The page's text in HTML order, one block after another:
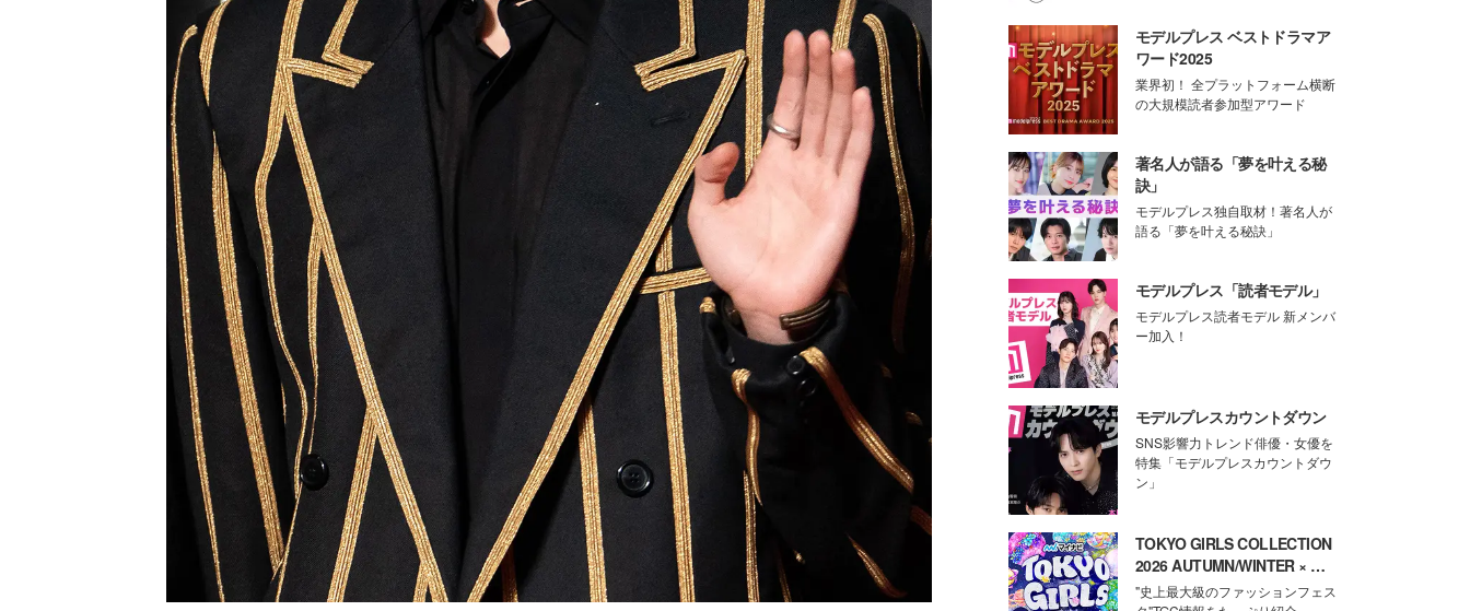
モデルプレス ベストドラマア
ワード2025
業界初！ 全プラットフォーム横断
の大規模読者参加型アワード
著名人が語る「夢を叶える秘
訣」
モデルプレス独自取材！著名人が
語る「夢を叶える秘訣」
モデルプレス「読者モデル」
モデルプレス読者モデル 新メンバ
ー加入！
モデルプレスカウントダウン
SNS影響力トレンド俳優・女優を
特集「モデルプレスカウントダウ
ン」
TOKYO GIRLS COLLECTION
2026 AUTUMN/WINTER × モ
デルプレス
"史上最大級のファッションフェス